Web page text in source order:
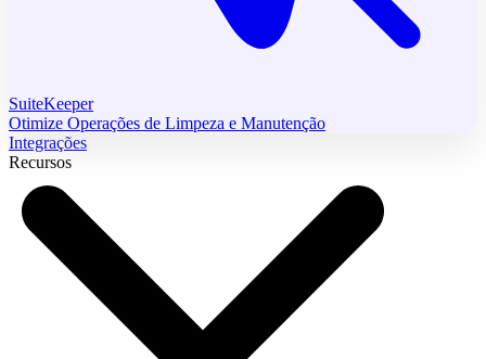
SuiteKeeper
Otimize Operações de Limpeza e Manutenção
Integrações
Recursos